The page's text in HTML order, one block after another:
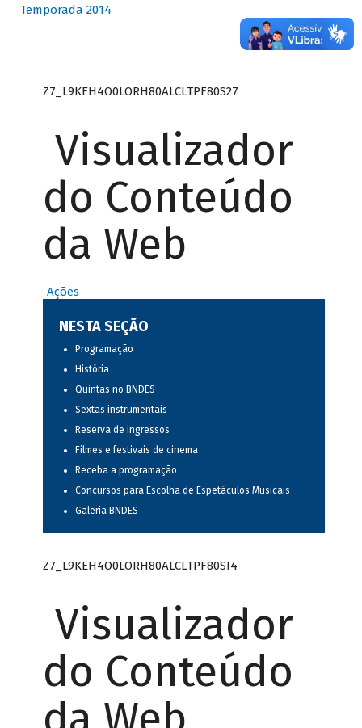
Temporada 2014
Z7_L9KEH4O0LORH80ALCLTPF80S27
Visualizador
do Conteúdo
da Web
Ações
NESTA SEÇÃO
Programação
História
Quintas no BNDES
Sextas instrumentais
Reserva de ingressos
Filmes e festivais de cinema
Receba a programação
Concursos para Escolha de Espetáculos Musicais
Galeria BNDES
Z7_L9KEH4O0LORH80ALCLTPF80SI4
Visualizador
do Conteúdo